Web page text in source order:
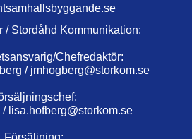
/ Stordåhd Kommunikation:
Chefredaktör:
/ jmhogberg@storkom.se
/ lisa.hofberg@storkom.se